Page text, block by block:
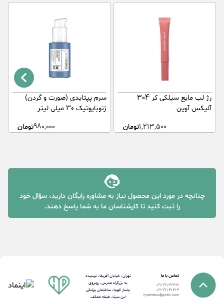
رژ لب مایع سیلکی کر 304
آلیکس آوین
1,213,500تومان
سرم پپتایدی (صورت و گردن)
ژنوبایوتیک 30 میلی لیتر
980,000تومان
چنانچه در مورد این محصول نیاز به مشاوره رایگان دارید، سؤال خود
را ثبت کنید تا کارشناسان ما به شما پاسخ دهند.
تماس با ما
021-22046489
021-22041414
hyperdaru@gmail.com
تهران، خیابان آفریقا، نرسیده
به بزرگراه مدرس، روبروی
پاساژ الهیه، ساختمان پزشکی
ابن سینا، طبقه همکف